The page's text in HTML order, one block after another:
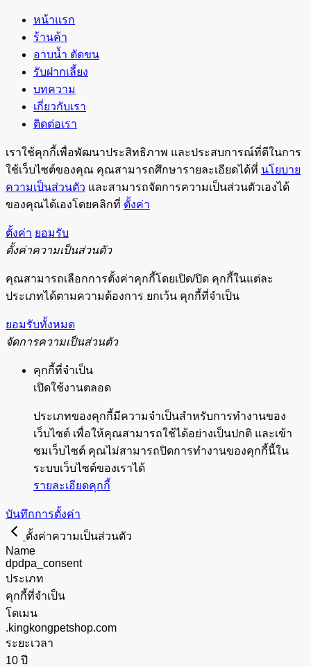
หน้าแรก
ร้านค้า
อาบน้ำ ตัดขน
รับฝากเลี้ยง
บทความ
เกี่ยวกับเรา
ติดต่อเรา
เราใช้คุกกี้เพื่อพัฒนาประสิทธิภาพ และประสบการณ์ที่ดีในการ
ใช้เว็บไซต์ของคุณ คุณสามารถศึกษารายละเอียดได้ที่ นโยบาย
ความเป็นส่วนตัว และสามารถจัดการความเป็นส่วนตัวเองได้
ของคุณได้เองโดยคลิกที่ ตั้งค่า
ตั้งค่า ยอมรับ
ตั้งค่าความเป็นส่วนตัว
คุณสามารถเลือกการตั้งค่าคุกกี้โดยเปิด/ปิด คุกกี้ในแต่ละ
ประเภทได้ตามความต้องการ ยกเว้น คุกกี้ที่จำเป็น
ยอมรับทั้งหมด
จัดการความเป็นส่วนตัว
คุกกี้ที่จำเป็น
เปิดใช้งานตลอด
ประเภทของคุกกี้มีความจำเป็นสำหรับการทำงานของ
เว็บไซต์ เพื่อให้คุณสามารถใช้ได้อย่างเป็นปกติ และเข้า
ชมเว็บไซต์ คุณไม่สามารถปิดการทำงานของคุกกี้นี้ใน
ระบบเว็บไซต์ของเราได้
รายละเอียดคุกกี้
บันทึกการตั้งค่า
ตั้งค่าความเป็นส่วนตัว
Name
dpdpa_consent
ประเภท
คุกกี้ที่จำเป็น
โดเมน
.kingkongpetshop.com
ระยะเวลา
10 ปี